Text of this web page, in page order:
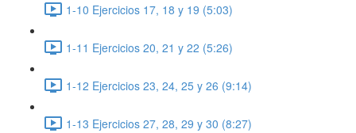
1-10 Ejercicios 17, 18 y 19 (5:03)
1-11 Ejercicios 20, 21 y 22 (5:26)
1-12 Ejercicios 23, 24, 25 y 26 (9:14)
1-13 Ejercicios 27, 28, 29 y 30 (8:27)